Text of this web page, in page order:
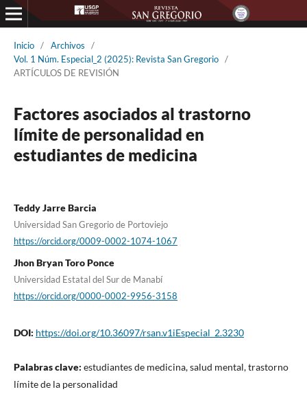
Inicio / Archivos
/
Vol. 1 Núm. Especial_2 (2025): Revista San Gregorio /
ARTÍCULOS DE REVISIÓN
Factores asociados al trastorno
límite de personalidad en
estudiantes de medicina
Teddy Jarre Barcia
Universidad San Gregorio de Portoviejo
https://orcid.org/0009-0002-1074-1067
Jhon Bryan Toro Ponce
Universidad Estatal del Sur de Manabí
https://orcid.org/0000-0002-9956-3158
DOI: https://doi.org/10.36097/rsan.v1iEspecial_2.3230
Palabras clave: estudiantes de medicina, salud mental, trastorno
límite de la personalidad